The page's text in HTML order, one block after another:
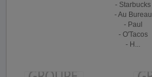
- Starbucks
- Au Bureau
- Paul
- O'Tacos
- H...